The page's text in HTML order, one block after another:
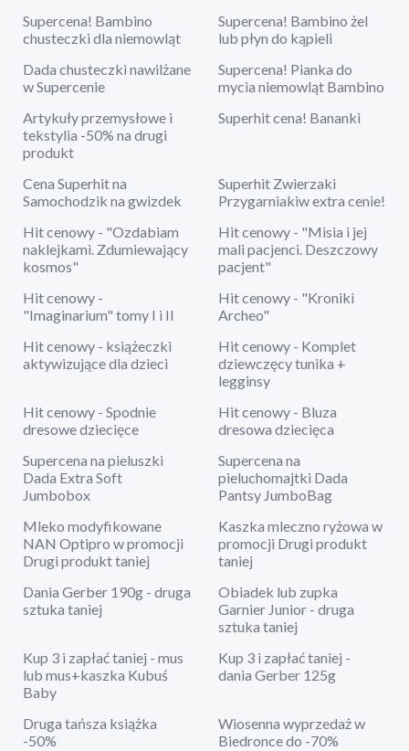
Supercena! Bambino
chusteczki dla niemowląt
Supercena! Bambino żel
lub płyn do kąpieli
Dada chusteczki nawilżane
w Supercenie
Supercena! Pianka do
mycia niemowląt Bambino
Artykuły przemysłowe i
tekstylia -50% na drugi
produkt
Superhit cena! Bananki
Cena Superhit na
Samochodzik na gwizdek
Superhit Zwierzaki
Przygarniakiw extra cenie!
Hit cenowy - "Ozdabiam
naklejkami. Zdumiewający
kosmos"
Hit cenowy - "Misia i jej
mali pacjenci. Deszczowy
pacjent"
Hit cenowy -
"Imaginarium" tomy I i II
Hit cenowy - "Kroniki
Archeo"
Hit cenowy - książeczki
aktywizujące dla dzieci
Hit cenowy - Komplet
dziewczęcy tunika +
legginsy
Hit cenowy - Spodnie
dresowe dziecięce
Hit cenowy - Bluza
dresowa dziecięca
Supercena na pieluszki
Dada Extra Soft
Jumbobox
Supercena na
pieluchomajtki Dada
Pantsy JumboBag
Mleko modyfikowane
NAN Optipro w promocji
Drugi produkt taniej
Kaszka mleczno ryżowa w
promocji Drugi produkt
taniej
Dania Gerber 190g - druga
sztuka taniej
Obiadek lub zupka
Garnier Junior - druga
sztuka taniej
Kup 3 i zapłać taniej - mus
lub mus+kaszka Kubuś
Baby
Kup 3 i zapłać taniej -
dania Gerber 125g
Druga tańsza książka
-50%
Wiosenna wyprzedaż w
Biedronce do -70%